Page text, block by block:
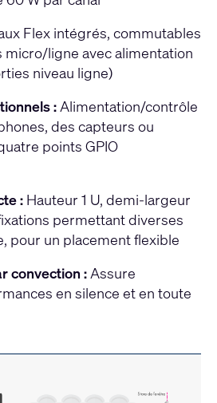
Flex intégrés, commutables
ligne avec alimentation
niveau ligne)
:Alimentation/contrôle
des capteurs ou
points GPIO
: Hauteur 1 U, demi-largeur
permettant diverses
pour un placement flexible
convection :Assure
en silence et en toute